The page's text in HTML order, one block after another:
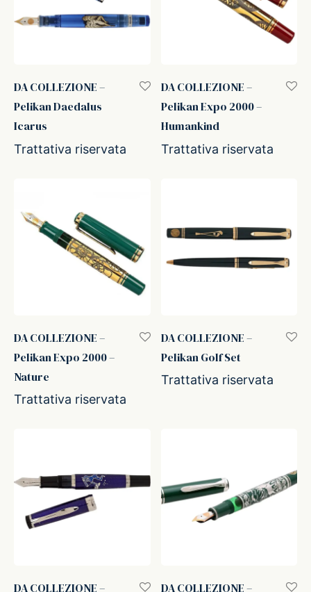
DA COLLEZIONE –
Pelikan Daedalus
Icarus
Trattativa riservata
DA COLLEZIONE –
Pelikan Expo 2000 –
Humankind
Trattativa riservata
DA COLLEZIONE –
Pelikan Expo 2000 –
Nature
Trattativa riservata
DA COLLEZIONE –
Pelikan Golf Set
Trattativa riservata
DA COLLEZIONE – DA COLLEZIONE –